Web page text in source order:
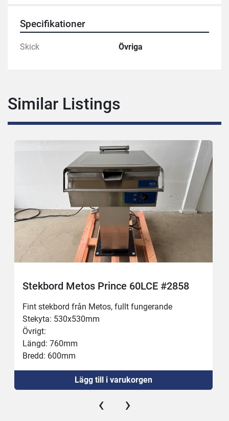
Specifikationer
Skick Övriga
Similar Listings
Stekbord Metos Prince 60LCE #2858
Fint stekbord från Metos, fullt fungerande
Stekyta: 530x530mm
Övrigt:
Längd: 760mm
Bredd: 600mm
Höjd: 900mm
Obs: Bordet bultas fast i golvet!
Lägg till i varukorgen
‹ ›